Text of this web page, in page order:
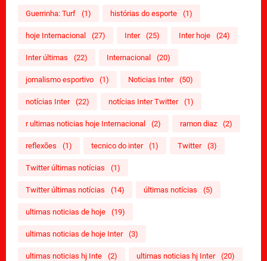
Guerrinha: Turf (1) histórias do esporte (1)
hoje Internacional (27) Inter (25) Inter hoje (24)
Inter últimas (22) Internacional (20)
jornalismo esportivo (1) Noticias Inter (50)
notícias Inter (22) notícias Inter Twitter (1)
r ultimas noticias hoje Internacional (2) ramon diaz (2)
reflexões (1) tecnico do inter (1) Twitter (3)
Twitter últimas notícias (1)
Twitter últimas notícias (14) últimas notícias (5)
ultimas noticias de hoje (19)
ultimas noticias de hoje Inter (3)
ultimas noticias hj Inte (2) ultimas noticias hj Inter (20)